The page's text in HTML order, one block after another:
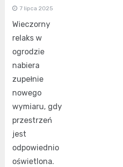
7 lipca 2025
Wieczorny
relaks w
ogrodzie
nabiera
zupełnie
nowego
wymiaru, gdy
przestrzeń
jest
odpowiednio
oświetlona.